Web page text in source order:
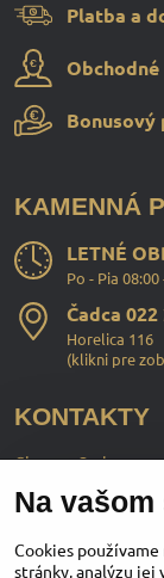
Platba a
Bonusový
KAMENNÁ
LETNÉ
Po - Pia 08:00
Čadca 022
Horelica 116
(klikni pre
KONTAKTY
ChopperStyle s.r.o.
Ing. Martin Murčo
+421 911
Na
Cookies
stránky, analýzu jej